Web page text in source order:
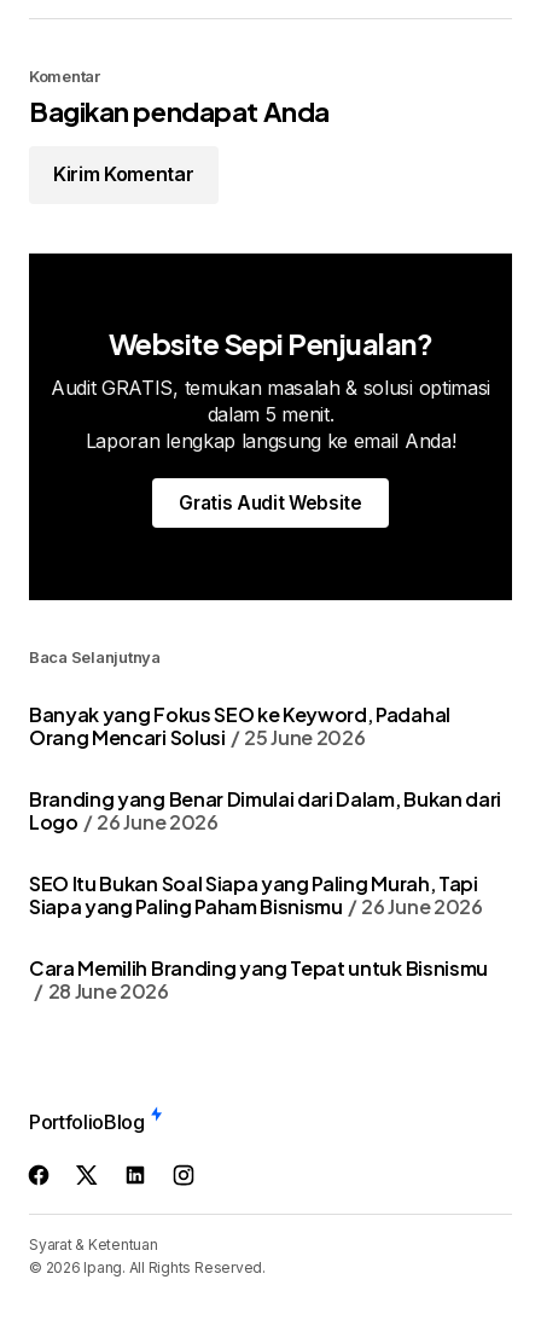
Komentar
Bagikan pendapat Anda
Kirim Komentar
Website Sepi Penjualan?
Audit GRATIS, temukan masalah & solusi optimasi
dalam 5 menit.
Laporan lengkap langsung ke email Anda!
Gratis Audit Website
Baca Selanjutnya
Banyak yang Fokus SEO ke Keyword, Padahal
Orang Mencari Solusi
25 June 2026
Branding yang Benar Dimulai dari Dalam, Bukan dari
Logo
26 June 2026
SEO Itu Bukan Soal Siapa yang Paling Murah, Tapi
Siapa yang Paling Paham Bisnismu
26 June 2026
Cara Memilih Branding yang Tepat untuk Bisnismu
28 June 2026
PortfolioBlog
Syarat & Ketentuan
© 2026 Ipang. All Rights Reserved.